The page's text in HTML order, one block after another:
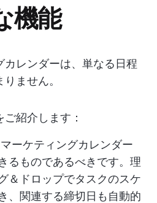
機能
レンダーは、単なる日程
ません。
紹介します：
マーケティングカレンダー
るものであるべきです。理
＆ドロップでタスクのスケ
、関連する締切日も自動的